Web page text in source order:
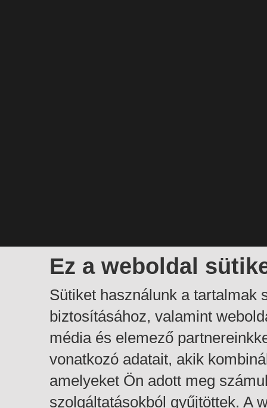
Ez a weboldal
Sütiket használunk a tartalmak
biztosításához, valamint
média és elemező
vonatkozó adatait, akik
amelyeket Ön adott meg
szolgáltatásokból gyűjtöttek. A